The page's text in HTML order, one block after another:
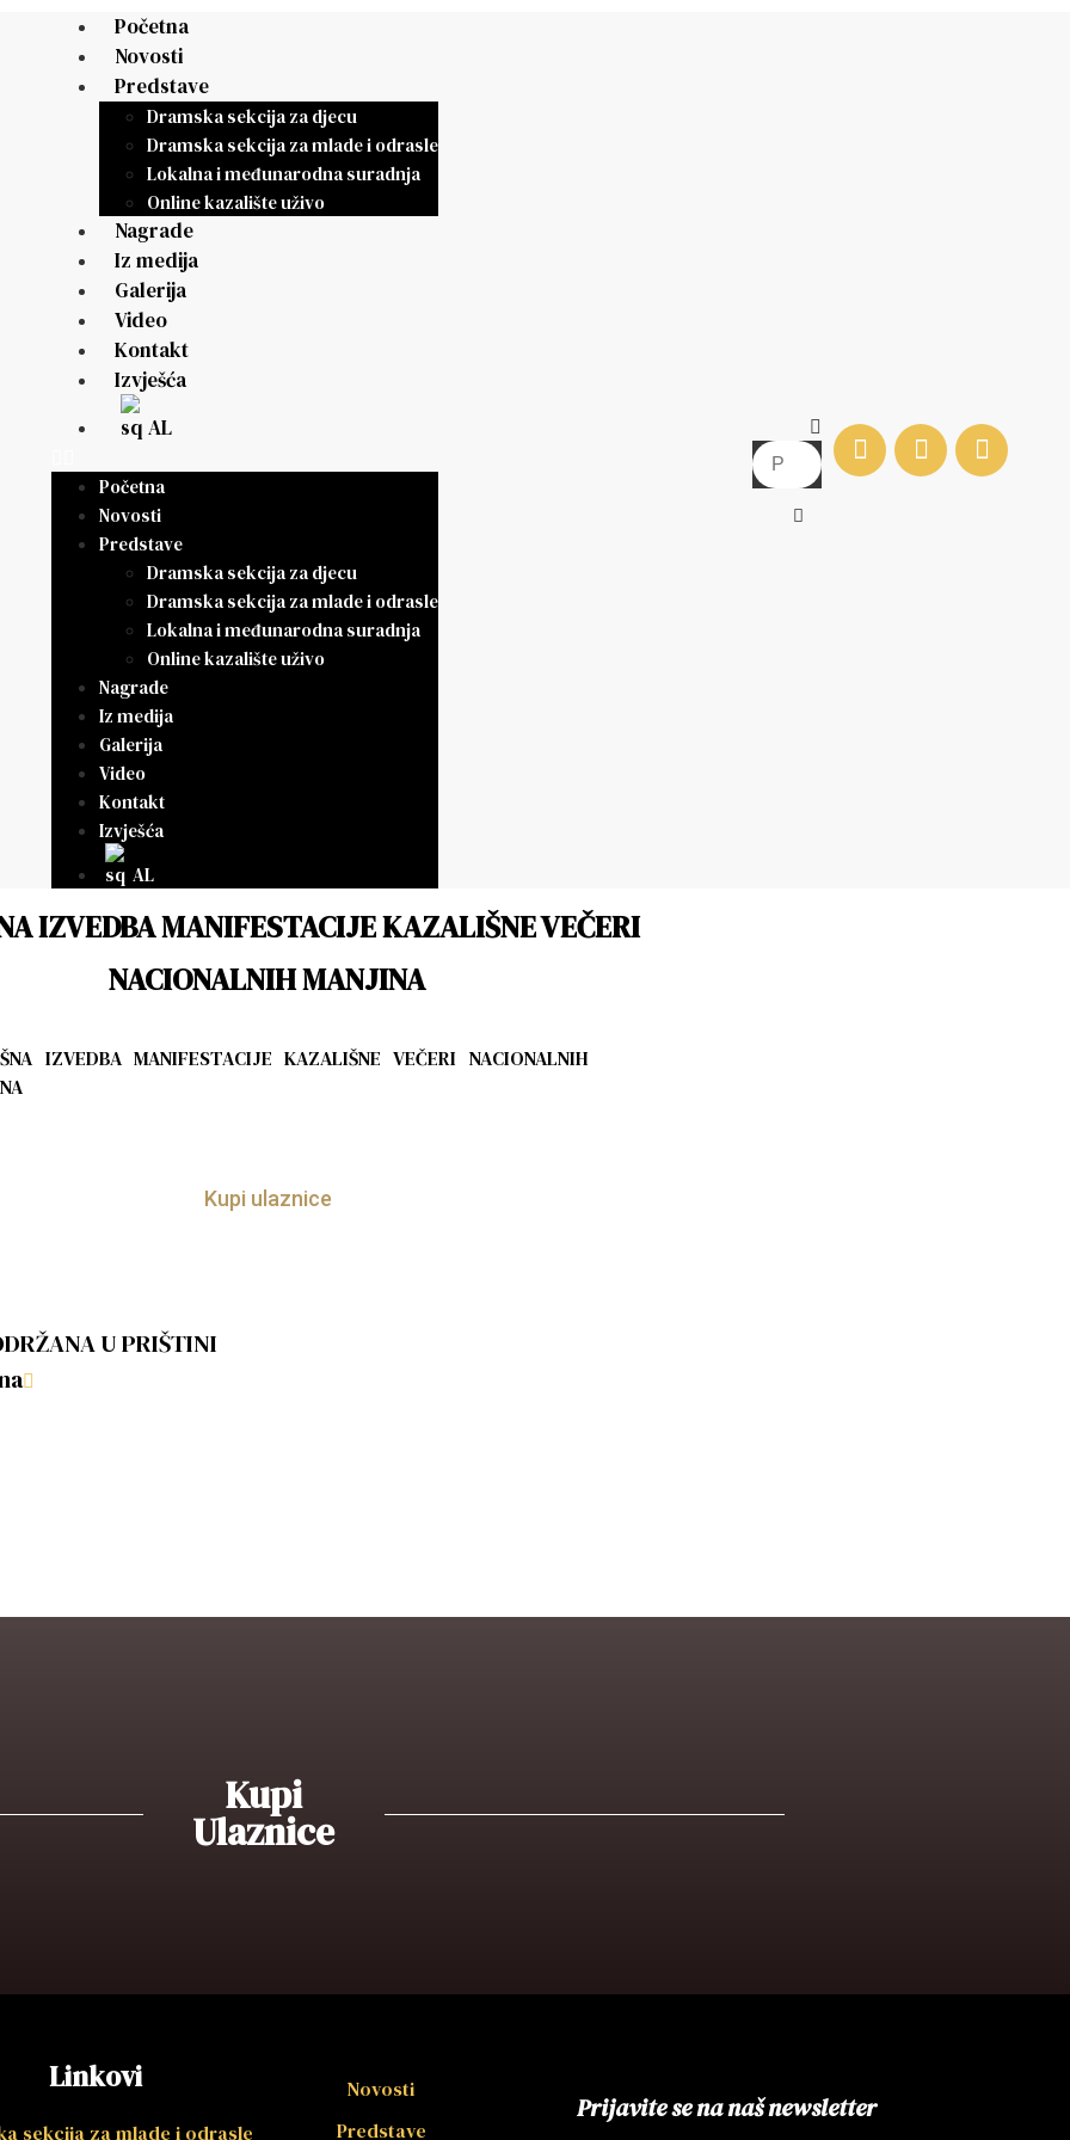
Početna
Novosti
Predstave
Dramska sekcija za djecu
Dramska sekcija za mlade i odrasle
Lokalna i međunarodna suradnja
Online kazalište uživo
Nagrade
Iz medija
Galerija
Video
Kontakt
Izvješća
AL
Početna
Novosti
Predstave
Dramska sekcija za djecu
Dramska sekcija za mlade i odrasle
Lokalna i međunarodna suradnja
Online kazalište uživo
Nagrade
Iz medija
Galerija
Video
Kontakt
Izvješća
AL
IZVEDBA MANIFESTACIJE KAZALIŠNE VEČERI
NACIONALNIH MANJINA
IZVEDBA MANIFESTACIJE KAZALIŠNE VEČERI NACIONALNIH
Kupi ulaznice
U PRIŠTINI
Kupi
Ulaznice
Linkovi
sekcija za mlade i odrasle
Novosti
Predstave
Prijavite se na naš newsletter